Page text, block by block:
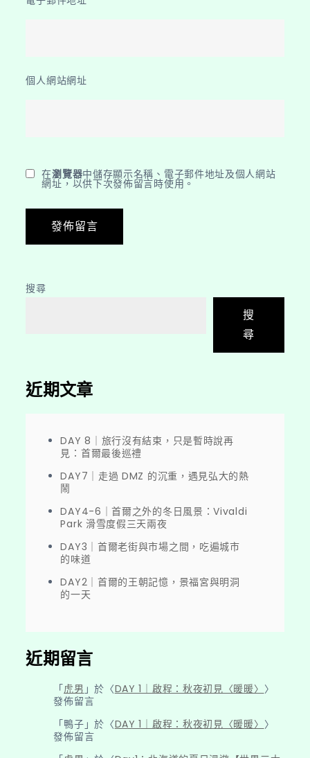
個人網站網址
在瀏覽器中儲存顯示名稱、電子郵件地址及個人網站
網址，以供下次發佈留言時使用。
搜尋
搜
尋
近期文章
DAY 8｜旅行沒有結束，只是暫時說再
見：首爾最後巡禮
DAY7｜走過 DMZ 的沉重，遇見弘大的熱
鬧
DAY4-6｜首爾之外的冬日風景：Vivaldi
Park 滑雪度假三天兩夜
DAY3｜首爾老街與市場之間，吃遍城市
的味道
DAY2｜首爾的王朝記憶，景福宮與明洞
的一天
近期留言
「虎男 」於〈DAY 1｜啟程：秋夜初見〈暖暖〉 〉
發佈留言
「鴨子 」於〈DAY 1｜啟程：秋夜初見〈暖暖〉 〉
發佈留言